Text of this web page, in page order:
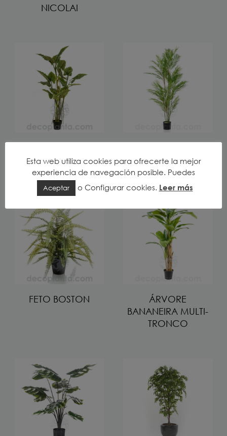
NICOLAI
COLOCASIA
FETO BOSTON
ÁRVORE
BANANEIRA MULTI-
TRONCO
Esta web utiliza cookies para ofrecerte la mejor
experiencia de navegación posible. Puedes
Aceptar o Configurar cookies. Leer más